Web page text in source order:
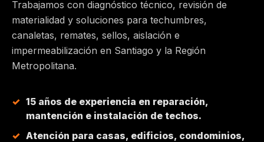
MAIPÚ
PEÑALOLÉN
QUILICURA
Trabajamos con diagnóstico técnico, revisión de
materialidad y soluciones para techumbres,
canaletas, remates, sellos, aislación e
impermeabilización en Santiago y la Región
Metropolitana.
15 años de experiencia en reparación,
mantención e instalación de techos.
Atención para casas, edificios, condominios,